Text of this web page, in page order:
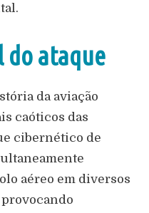
do ataque
da aviação
caóticos das
cibernético de
aéreo em diversos